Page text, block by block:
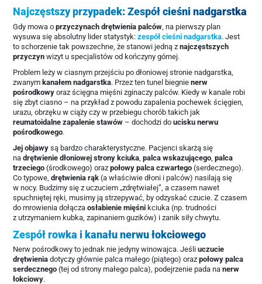
Najczęstszy przypadek: Zespół cieśni nadgarstka
Gdy mowa oprzyczynach drętwienia palców , na pierwszy plan
wysuwa się absolutny lider statystyk:zespół cieśni nadgarstka. Jest
to schorzenie tak powszechne, że stanowi jedną znajczęstszych
przyczyn wizyt u specjalistów od kończyny górnej.
Problem leży w ciasnym przejściu po dłoniowej stronie nadgarstka,
zwanymkanałem nadgarstka. Przez ten tunel biegnienerw
pośrodkowy oraz ścięgna mięśni zginaczy palców. Kiedy w kanale robi
się zbyt ciasno – na przykład z powodu zapalenia pochewek ścięgien,
urazu, obrzęku w ciąży czy w przebiegu chorób takich jak
reumatoidalne zapalenie stawów – dochodzi doucisku nerwu
pośrodkowego.
Jej objawy są bardzo charakterystyczne. Pacjenci skarżą się
nadrętwienie dłoniowej strony kciuka ,palca wskazującego ,palca
trzeciego (środkowego) orazpołowy palca czwartego (serdecznego).
Co typowe,drętwienia rąk (a właściwie dłoni i palców) nasilają się
w nocy. Budzimy się z uczuciem „zdrętwiałej”, a czasem nawet
spuchniętej ręki, musimy ją strzepywać, by odzyskać czucie. Z czasem
do mrowienia dołączaosłabienie mięśni kciuka (np. trudności
z utrzymaniem kubka, zapinaniem guzików) i zanik siły chwytu.
Zespół rowka i kanału nerwu łokciowego
Nerw pośrodkowy to jednak nie jedyny winowajca. Jeśliuczucie
drętwienia dotyczy głównie palca małego (piątego) orazpołowy palca
serdecznego (tej od strony małego palca), podejrzenie pada nanerw
łokciowy.